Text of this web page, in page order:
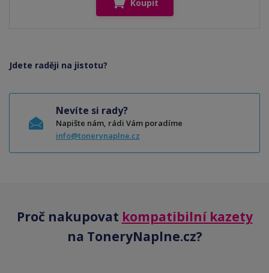
Koupit
Jdete raději na jistotu?
Nevíte si rady?
Napište nám, rádi Vám poradíme
info@tonerynaplne.cz
Proč nakupovat kompatibilní kazety
na ToneryNaplne.cz?